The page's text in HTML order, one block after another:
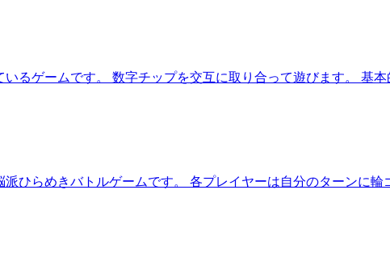
いるゲームです。 数字チップを交互に取り合って遊びます。 基
ひらめきバトルゲームです。 各プレイヤーは自分のターンに